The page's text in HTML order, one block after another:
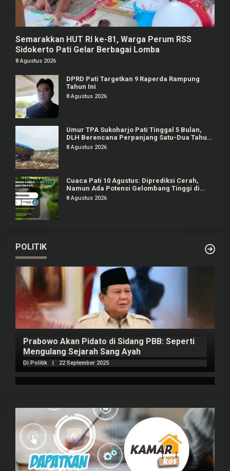
Semarakkan HUT RI ke-81, Warga Perum RSS
Sidokerto Pati Gelar Berbagai Lomba
8 Agustus 2026
DPRD Pati Targetkan 9 Raperda Rampung
Tahun Ini
8 Agustus 2026
Umur TPA Sukoharjo Pati Tinggal 5 Bulan,
DLH Berencana Perpanjang Satu-Dua Tahun
Lagi
8 Agustus 2026
Cuaca Pati 10 Agustus: Diprediksi Cerah,
Namun Ada Potensi Gelombang Tinggi di
Perairan Jateng
8 Agustus 2026
POLITIK
Prabowo Akan Pidato di Sidang PBB: Seperti
Mengulang Sejarah Sang Ayah
Di Politik 22 September 2025